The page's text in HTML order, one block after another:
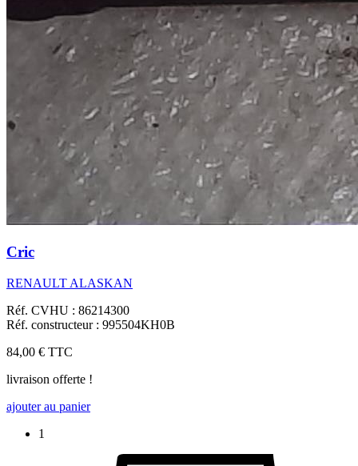
Cric
RENAULT ALASKAN
Réf. CVHU : 86214300
Réf. constructeur : 995504KH0B
84,00 € TTC
livraison offerte !
ajouter au panier
1